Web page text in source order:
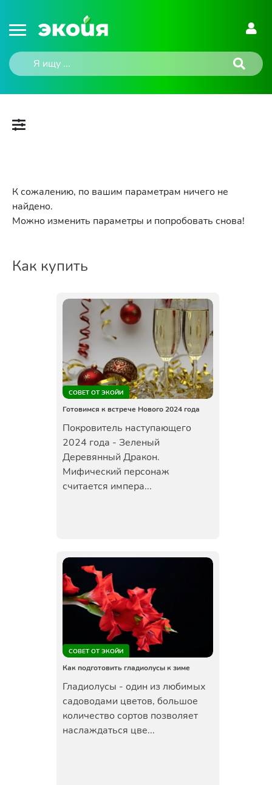
К сожалению, по вашим параметрам ничего не
найдено.
Можно изменить параметры и попробовать снова!
Как купить
СОВЕТ ОТ ЭКОЙИ
Готовимся к встрече Нового 2024 года
Покровитель наступающего
2024 года - Зеленый
Деревянный Дракон.
Мифический персонаж
считается импера...
СОВЕТ ОТ ЭКОЙИ
Как подготовить гладиолусы к зиме
Гладиолусы - один из любимых
садоводами цветов, большое
количество сортов позволяет
наслаждаться цве...